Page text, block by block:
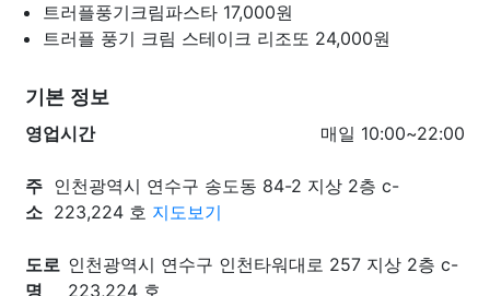
트러플풍기크림파스타 17,000원
트러플 풍기 크림 스테이크 리조또 24,000원
기본 정보
영업시간
매일 10:00~22:00
주
소
인천광역시 연수구 송도동 84-2 지상 2층 c-
223,224 호 지도보기
도로
명
인천광역시 연수구 인천타워대로 257 지상 2층 c-
223,224 호